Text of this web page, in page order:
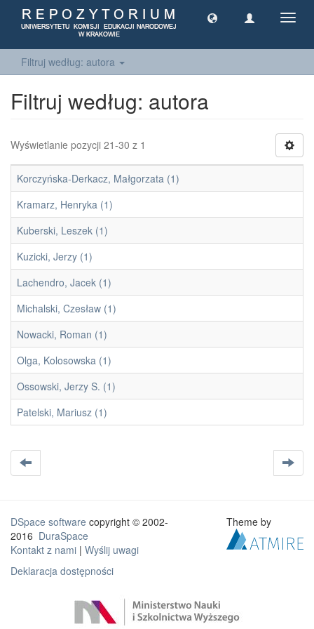
Filtruj według: autora
Filtruj według: autora
Wyświetlanie pozycji 21-30 z 1
Korczyńska-Derkacz, Małgorzata (1)
Kramarz, Henryka (1)
Kuberski, Leszek (1)
Kuzicki, Jerzy (1)
Lachendro, Jacek (1)
Michalski, Czesław (1)
Nowacki, Roman (1)
Olga, Kolosowska (1)
Ossowski, Jerzy S. (1)
Patelski, Mariusz (1)
DSpace software copyright © 2002-
2016 DuraSpace
Kontakt z nami | Wyślij uwagi
Deklaracja dostępności
Theme by